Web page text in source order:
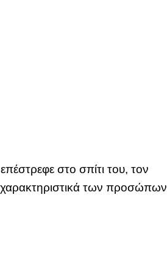
στο σπίτι του, τον
των προσώπων